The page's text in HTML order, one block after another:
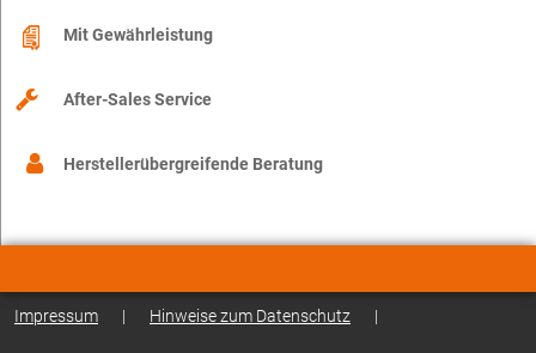
Mit Gewährleistung
After-Sales Service
Herstellerübergreifende Beratung
Impressum | Hinweise zum Datenschutz |